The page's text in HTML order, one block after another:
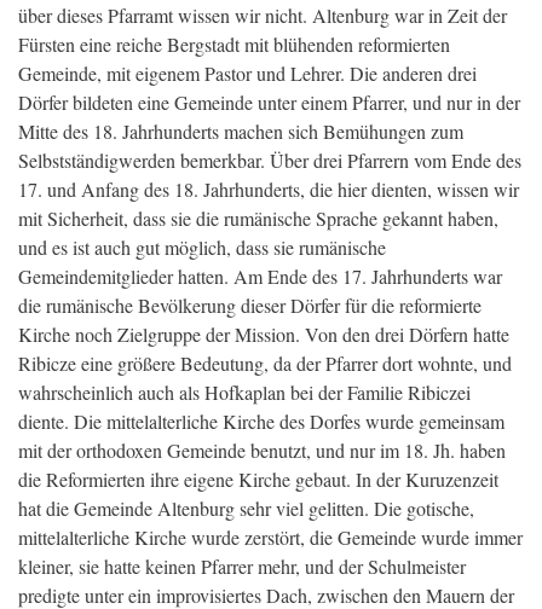
über dieses Pfarramt wissen wir nicht. Altenburg war in Zeit der
Fürsten eine reiche Bergstadt mit blühenden reformierten
Gemeinde, mit eigenem Pastor und Lehrer. Die anderen drei
Dörfer bildeten eine Gemeinde unter einem Pfarrer, und nur in der
Mitte des 18. Jahrhunderts machen sich Bemühungen zum
Selbstständigwerden bemerkbar. Über drei Pfarrern vom Ende des
17. und Anfang des 18. Jahrhunderts, die hier dienten, wissen wir
mit Sicherheit, dass sie die rumänische Sprache gekannt haben,
und es ist auch gut möglich, dass sie rumänische
Gemeindemitglieder hatten. Am Ende des 17. Jahrhunderts war
die rumänische Bevölkerung dieser Dörfer für die reformierte
Kirche noch Zielgruppe der Mission. Von den drei Dörfern hatte
Ribicze eine größere Bedeutung, da der Pfarrer dort wohnte, und
wahrscheinlich auch als Hofkaplan bei der Familie Ribiczei
diente. Die mittelalterliche Kirche des Dorfes wurde gemeinsam
mit der orthodoxen Gemeinde benutzt, und nur im 18. Jh. haben
die Reformierten ihre eigene Kirche gebaut. In der Kuruzenzeit
hat die Gemeinde Altenburg sehr viel gelitten. Die gotische,
mittelalterliche Kirche wurde zerstört, die Gemeinde wurde immer
kleiner, sie hatte keinen Pfarrer mehr, und der Schulmeister
predigte unter ein improvisiertes Dach, zwischen den Mauern der